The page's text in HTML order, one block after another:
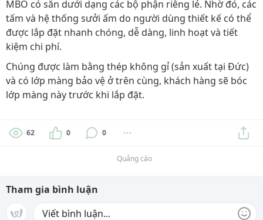
MBO có sẵn dưới dạng các bộ phận riêng lẻ. Nhờ đó, các
tấm và hệ thống sưởi ấm do người dùng thiết kế có thể
được lắp đặt nhanh chóng, dễ dàng, linh hoạt và tiết
kiệm chi phí.
Chúng được làm bằng thép không gỉ (sản xuất tại Đức)
và có lớp màng bảo vệ ở trên cùng, khách hàng sẽ bóc
lớp màng này trước khi lắp đặt.
62 0 0
Quảng cáo
Tham gia bình luận